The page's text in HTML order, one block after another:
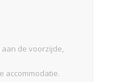
de voorzijde,
accommodatie.